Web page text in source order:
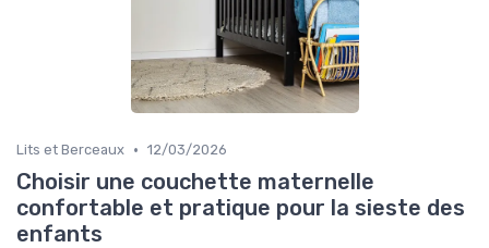
Lits et Berceaux • 12/03/2026
Choisir une couchette maternelle
confortable et pratique pour la sieste des
enfants